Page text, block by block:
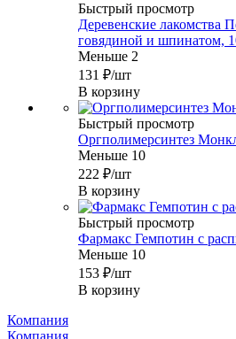
Быстрый просмотр
Деревенские лакомства
говядиной и шпинатом,
Меньше 2
131 ₽/шт
В корзину
Быстрый просмотр
Оргполимерсинтез
Меньше 10
222 ₽/шт
В корзину
Быстрый просмотр
Фармакс Гемпотин с
Меньше 10
153 ₽/шт
В корзину
Компания